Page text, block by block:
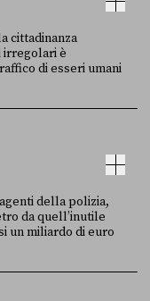
cittadinanza
irregolari è
di esseri umani
della polizia,
da quell’inutile
un miliardo di euro